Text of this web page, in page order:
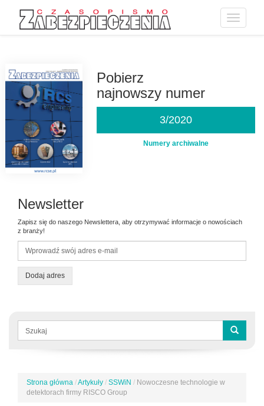
Toggle
Pobierz
najnowszy numer
3/2020
Numery archiwalne
Newsletter
Zapisz się do naszego Newslettera, aby otrzymywać informacje o nowościach
z branży!
Dodaj adres
Formularz
wyszukiwania
Jesteś
tutaj
Strona główna /Artykuły / SSWiN / Nowoczesne technologie w
detektorach firmy RISCO Group